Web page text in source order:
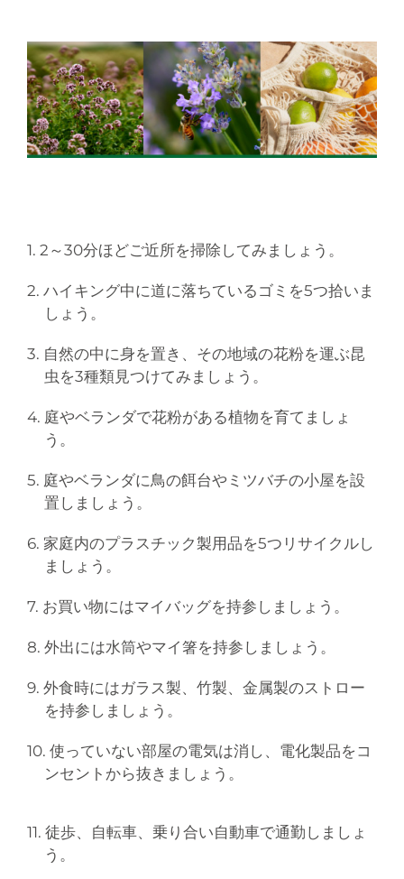
1. 2～30分ほどご近所を掃除してみましょう。
2. ハイキング中に道に落ちているゴミを5つ拾いま
しょう。
3. 自然の中に身を置き、その地域の花粉を運ぶ昆
虫を3種類見つけてみましょう。
4. 庭やベランダで花粉がある植物を育てましょ
う。
5. 庭やベランダに鳥の餌台やミツバチの小屋を設
置しましょう。
6. 家庭内のプラスチック製用品を5つリサイクルし
ましょう。
7. お買い物にはマイバッグを持参しましょう。
8. 外出には水筒やマイ箸を持参しましょう。
9. 外食時にはガラス製、竹製、金属製のストロー
を持参しましょう。
10. 使っていない部屋の電気は消し、電化製品をコ
ンセントから抜きましょう。
11. 徒歩、自転車、乗り合い自動車で通勤しましょ
う。